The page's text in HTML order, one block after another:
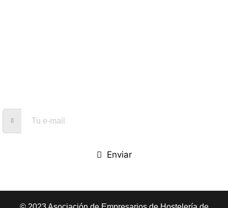
Enviar